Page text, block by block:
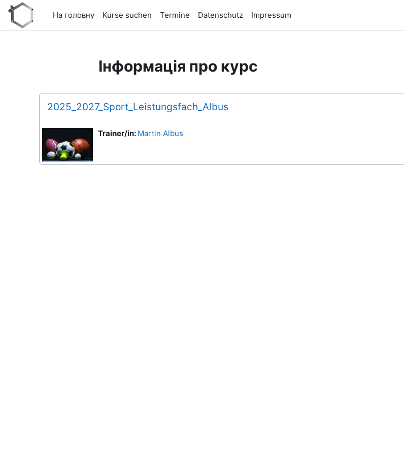
Перейти до головного вмісту
На головну
Kurse suchen Termine Datenschutz Impressum
Інформація про курс
2025_2027_Sport_Leistungsfach_Albus
Trainer/in: Martin Albus